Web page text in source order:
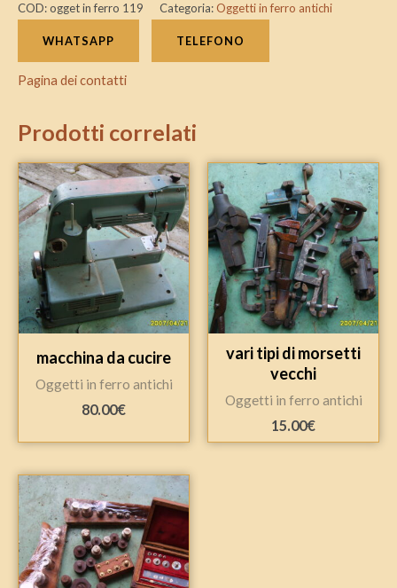
COD:ogget in ferro 119 Categoria: Oggetti in ferro antichi
WHATSAPP TELEFONO
Pagina dei contatti
Prodotti correlati
macchina da cucire
Oggetti in ferro antichi
80.00€
vari tipi di morsetti
vecchi
Oggetti in ferro antichi
15.00€